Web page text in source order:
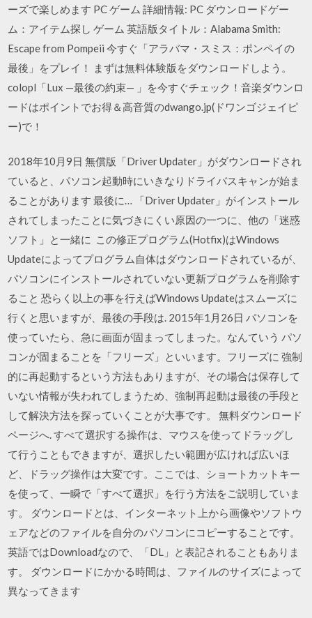
ーズで楽しめます PC ゲーム 詳細情報: PC ダウンロードゲー
ム：アイテム探し ゲーム 英語版タイトル：Alabama Smith:
Escape from Pompeii 今すぐ「アラバマ・スミス：ポンペイの
最後」をプレイ！ まずは無料体験版をダウンロードしよう。
colopl「Lux —最後の約束— 」を今すぐチェック！音楽ダウンロ
ードはポイントでお得＆高音質のdwango.jp(ドワンゴジェイピ
ー)で！
2018年10月9日 無償版「Driver Updater」がダウンロードされ
ていると、パソコン起動時にいきなりドライバスキャンが始ま
ることがあります 最後に… 「Driver Updater」がインストール
されてしまったことに気づきにくい原因の一つに、他の「迷惑
ソフト」と一緒に この修正プログラム(Hotfix)はWindows
Updateによってプログラム自体はダウンロードされているが、
パソコンにインストールされていない更新プログラムを削除す
ること 恐らく以上の事を行えばWindows Updateはスムーズに
行くと思いますが、最後の手段は. 2015年1月26日 パソコンを
使っていたら、急に画面が固まってしまった。なんていう パソ
コンが固まることを「フリーズ」といいます。フリーズに 強制
的に再起動するという方法もありますが、その場合は保存して
いない情報が失われてしまうため、強制再起動は最後の手段と
して解決方法を探っていくことが大事です。 無料ダウンロード
ページへ. すべて選択する操作は、マウスを使ってドラッグし
て行うこともできますが、選択したい範囲が広ければ広いほ
ど、ドラッグ操作は大変です。ここでは、ショートカットキー
を使って、一瞬で「すべて選択」を行う方法をご説明していま
す。 ダウンロードとは、インターネット上から画像やソフトウ
ェアなどのファイルを自分のパソコンにコピーすることです。
英語ではDownloadなので、「DL」と表記されることもありま
す。 ダウンロードにかかる時間は、ファイルのサイズによって
異なってきます